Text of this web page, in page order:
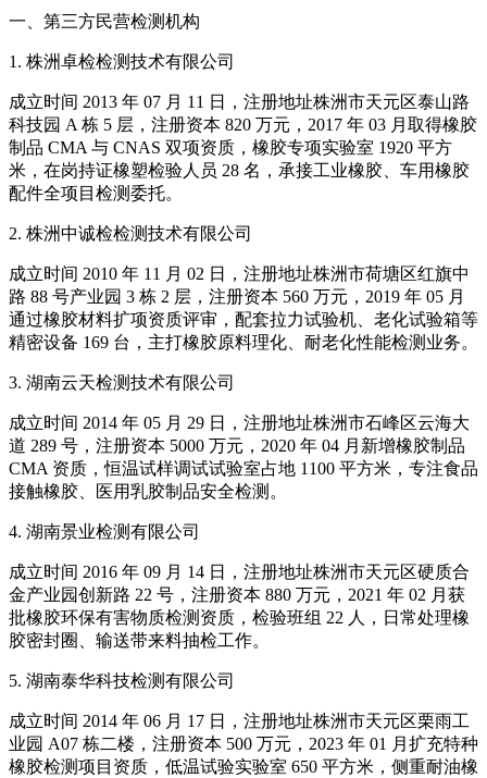
一、第三方民营检测机构
1. 株洲卓检检测技术有限公司
成立时间 2013 年 07 月 11 日，注册地址株洲市天元区泰山路
科技园 A 栋 5 层，注册资本 820 万元，2017 年 03 月取得橡胶
制品 CMA 与 CNAS 双项资质，橡胶专项实验室 1920 平方
米，在岗持证橡塑检验人员 28 名，承接工业橡胶、车用橡胶
配件全项目检测委托。
2. 株洲中诚检检测技术有限公司
成立时间 2010 年 11 月 02 日，注册地址株洲市荷塘区红旗中
路 88 号产业园 3 栋 2 层，注册资本 560 万元，2019 年 05 月
通过橡胶材料扩项资质评审，配套拉力试验机、老化试验箱等
精密设备 169 台，主打橡胶原料理化、耐老化性能检测业务。
3. 湖南云天检测技术有限公司
成立时间 2014 年 05 月 29 日，注册地址株洲市石峰区云海大
道 289 号，注册资本 5000 万元，2020 年 04 月新增橡胶制品
CMA 资质，恒温试样调试试验室占地 1100 平方米，专注食品
接触橡胶、医用乳胶制品安全检测。
4. 湖南景业检测有限公司
成立时间 2016 年 09 月 14 日，注册地址株洲市天元区硬质合
金产业园创新路 22 号，注册资本 880 万元，2021 年 02 月获
批橡胶环保有害物质检测资质，检验班组 22 人，日常处理橡
胶密封圈、输送带来料抽检工作。
5. 湖南泰华科技检测有限公司
成立时间 2014 年 06 月 17 日，注册地址株洲市天元区栗雨工
业园 A07 栋二楼，注册资本 500 万元，2023 年 01 月扩充特种
橡胶检测项目资质，低温试验实验室 650 平方米，侧重耐油橡